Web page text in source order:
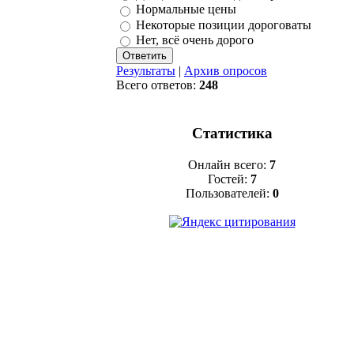
Нормальные цены
Некоторые позиции дороговаты
Нет, всё очень дорого
Результаты | Архив опросов
Всего ответов: 248
Статистика
Онлайн всего: 7
Гостей: 7
Пользователей: 0